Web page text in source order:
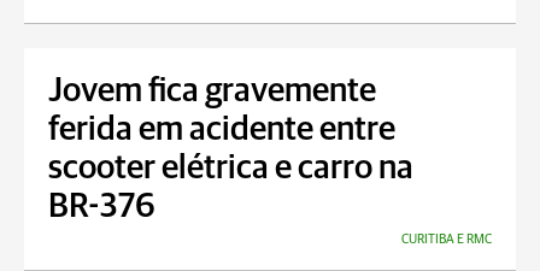
Jovem fica gravemente
ferida em acidente entre
scooter elétrica e carro na
BR-376
CURITIBA E RMC